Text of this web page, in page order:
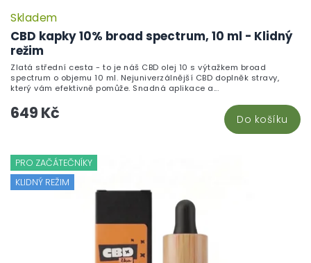
CBD kapky 10% broad spectrum, 10 ml - Klidný
režim
Skladem
649 Kč Do košíku
Zlatá střední cesta - to je náš CBD olej 10 s výtažkem broad
spectrum o objemu 10 ml. Nejuniverzálnější CBD doplněk stravy,
který vám efektivně pomůže. Snadná aplikace a...
PRO ZAČÁTEČNÍKY
KLIDNÝ REŽIM